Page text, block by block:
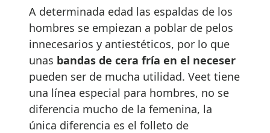
A determinada edad las espaldas de los
hombres se empiezan a poblar de pelos
innecesarios y antiestéticos, por lo que
unas bandas de cera fría en el neceser
pueden ser de mucha utilidad. Veet tiene
una línea especial para hombres, no se
diferencia mucho de la femenina, la
única diferencia es el folleto de